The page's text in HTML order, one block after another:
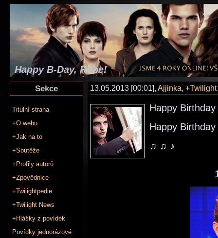
Happy B-Day, Robe!
Sekce
Titulní strana
+O webu
+Jak na to
+Soutěže
+Profily autorů
+Zpovědnice
+Twilightpedie
+Twilight News
+Hlášky z povídek
Povídky jednorázové
13.05.2013 [00:01], Ajjinka,
Happy
Happy
♫ ♫ ♪